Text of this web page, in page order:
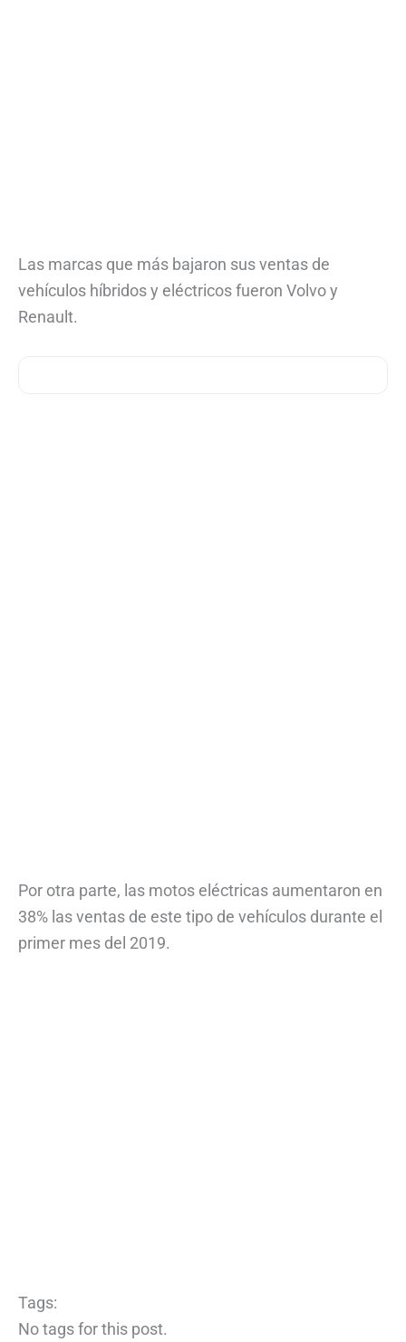
Las marcas que más bajaron sus ventas de
vehículos híbridos y eléctricos fueron Volvo y
Renault.
Por otra parte, las motos eléctricas aumentaron en
38% las ventas de este tipo de vehículos durante el
primer mes del 2019.
Tags:
No tags for this post.